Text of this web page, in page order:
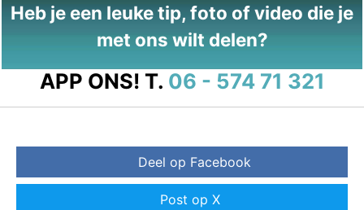
Heb je een leuke tip, foto of video die je
met ons wilt delen?
APP ONS! T. 06 - 574 71 321
Deel op Facebook
Post op X